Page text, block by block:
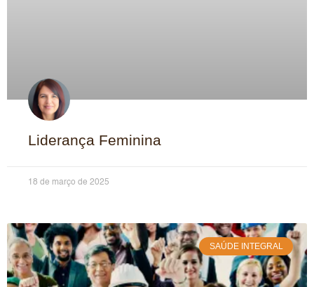
Liderança Feminina
18 de março de 2025
SAÚDE INTEGRAL